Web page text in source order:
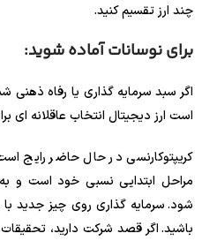
چند ارز تقسیم کنید.
برای نوسانات آماده شوید:
اگر سبد سرمایه گذاری یا رفاه ذهنی
است ارز دیجیتال انتخاب عاقلانه ای
کریپتوکارنسی در حال حاضر رایج
مراحل ابتدایی نسبی خود است
شود. سرمایه گذاری روی چیز جدید
باشید. اگر قصد شرکت دارید،